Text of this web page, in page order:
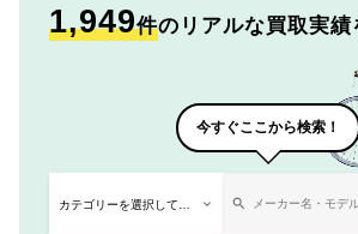
1,949件のリアルな買取実績
今すぐここから検索！